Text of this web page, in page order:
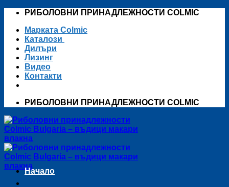
Skip
content
РИБОЛОВНИ ПРИНАДЛЕЖНОСТИ COLMIC
Марката Colmic
Каталози
Дилъри
Лизинг
Видео
Контакти
РИБОЛОВНИ ПРИНАДЛЕЖНОСТИ COLMIC
Начало